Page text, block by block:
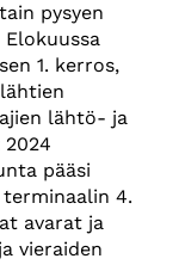
pysyen
1. kerros,
lähtö- ja
pääsi
4.
avarat ja
vieraiden